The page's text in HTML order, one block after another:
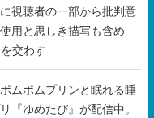
視聴者の一部から批判意
用と思しき描写も含め
交わす
ムポムプリンと眠れる睡
『ゆめたび』が配信中。